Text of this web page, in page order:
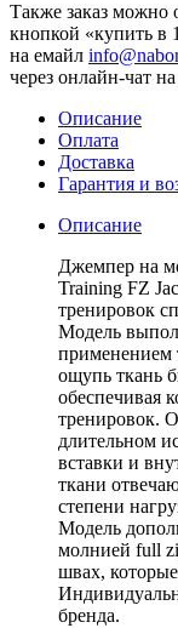
Также заказ можно
кнопкой «купить в
на емайл
через онлайн-чат
Описание
Оплата
Доставка
Гарантия и
Описание
Джемпер на
Training FZ
тренировок
Модель
применением
ощупь ткань
обеспечивая
тренировок.
длительном
вставки и
ткани
степени
Модель
молнией full
швах,
бренда.